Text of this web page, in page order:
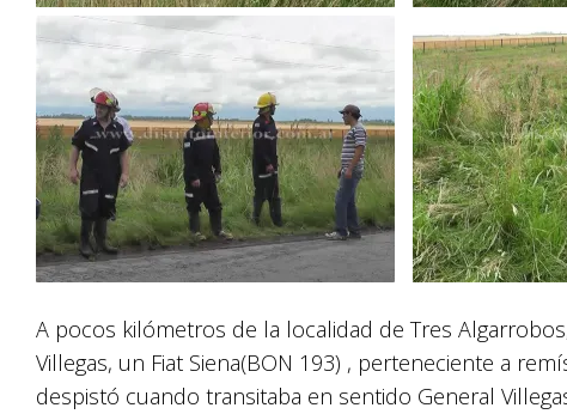
A pocos kilómetros de la localidad de Tres
Villegas, un Fiat Siena(BON 193) , perteneciente a
despistó cuando transitaba en sentido General